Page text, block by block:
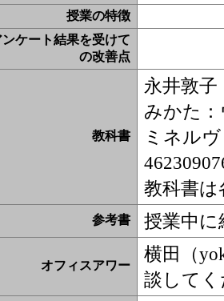
授業の特徴
ケート結果を受けて
の改善点
教科書
永井敦
みかた
ミネル
教科書
参考書 授業中に
オフィスアワー
横田（
談して